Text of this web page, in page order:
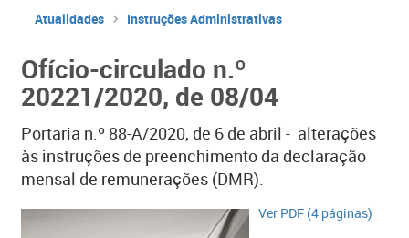
Atualidades Instruções Administrativas
Ofício-circulado n.º
20221/2020, de 08/04
Portaria n.º 88-A/2020, de 6 de abril - alterações
às instruções de preenchimento da declaração
mensal de remunerações (DMR).
​​​Ver PDF (4 páginas)​